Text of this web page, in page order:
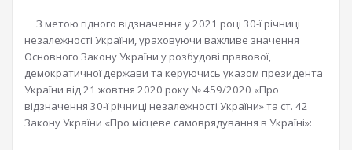
З метою гідного відзначення у 2021 році 30-ї річниці
незалежності України, ураховуючи важливе значення
Основного Закону України у розбудові правової,
демократичної держави та керуючись указом президента
України від 21 жовтня 2020 року № 459/2020 «Про
відзначення 30-ї річниці незалежності України» та ст. 42
Закону України «Про місцеве самоврядування в Україні»: